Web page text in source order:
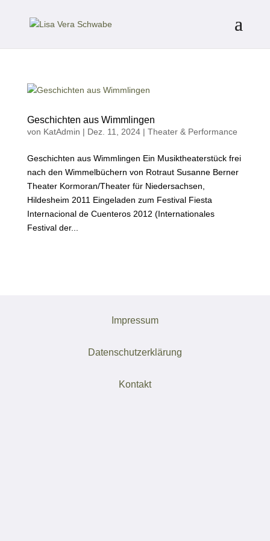
Geschichten aus Wimmlingen
von KatAdmin | Dez. 11, 2024| Theater & Performance
Geschichten aus Wimmlingen Ein Musiktheaterstück frei
nach den Wimmelbüchern von Rotraut Susanne Berner
Theater Kormoran/Theater für Niedersachsen,
Hildesheim 2011 Eingeladen zum Festival Fiesta
Internacional de Cuenteros 2012 (Internationales
Festival der...
Impressum
Datenschutzerklärung
Kontakt